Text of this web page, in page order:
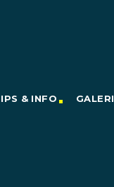
& INFO GALERI